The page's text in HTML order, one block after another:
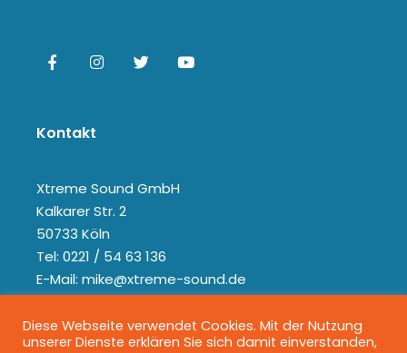
Kontakt
Xtreme Sound GmbH
Kalkarer Str. 2
50733 Köln
Tel: 0221 / 54 63 136
E-Mail: mike@xtreme-sound.de
Diese Webseite verwendet Cookies. Mit der Nutzung
unserer Dienste erklären Sie sich damit einverstanden,